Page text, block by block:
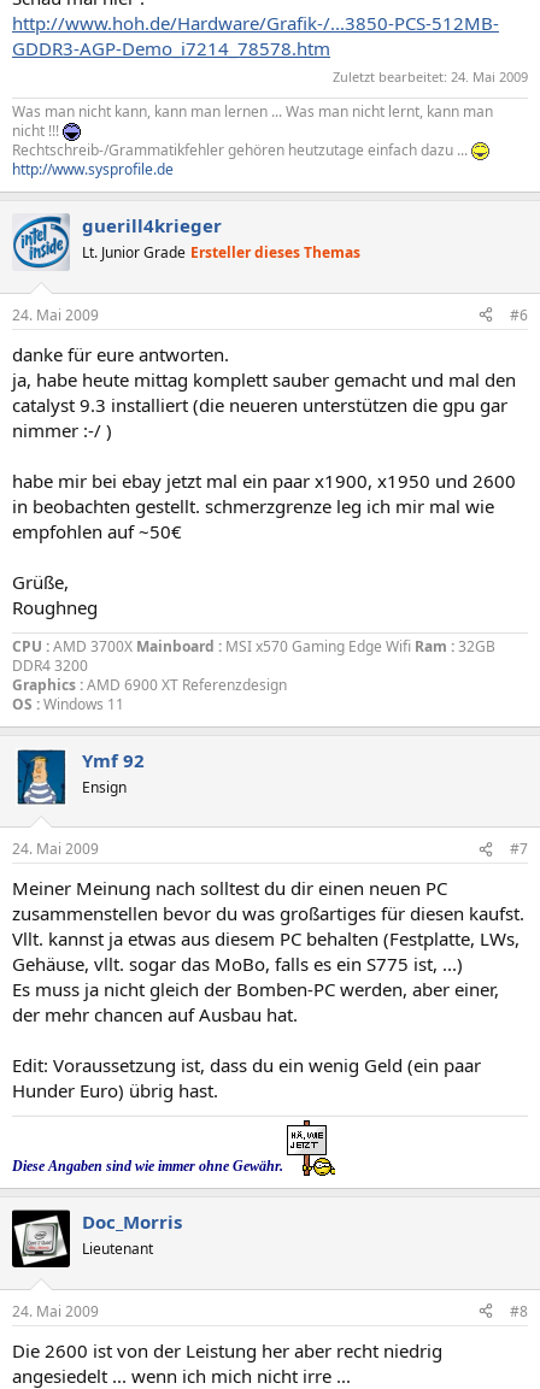
http://www.hoh.de/Hardware/Grafik-/...3850-PCS-512MB-
GDDR3-AGP-Demo_i7214_78578.htm
Zuletzt bearbeitet: 24. Mai 2009
Was man nicht kann, kann man lernen ... Was man nicht lernt, kann man
nicht !!!
Rechtschreib-/Grammatikfehler gehören heutzutage einfach dazu ...
http://www.sysprofile.de
guerill4krieger
Lt. Junior Grade Ersteller dieses Themas
24. Mai 2009 #6
danke für eure antworten.
ja, habe heute mittag komplett sauber gemacht und mal den
catalyst 9.3 installiert (die neueren unterstützen die gpu gar
nimmer :-/ )
habe mir bei ebay jetzt mal ein paar x1900, x1950 und 2600
in beobachten gestellt. schmerzgrenze leg ich mir mal wie
empfohlen auf ~50€
Grüße,
Roughneg
CPU :AMD 3700X Mainboard : MSI x570 Gaming Edge Wifi Ram :32GB
DDR4 3200
Graphics :AMD 6900 XT Referenzdesign
OS :Windows 11
Ymf 92
Ensign
24. Mai 2009 #7
Meiner Meinung nach solltest du dir einen neuen PC
zusammenstellen bevor du was großartiges für diesen kaufst.
Vllt. kannst ja etwas aus diesem PC behalten (Festplatte, LWs,
Gehäuse, vllt. sogar das MoBo, falls es ein S775 ist, ...)
Es muss ja nicht gleich der Bomben-PC werden, aber einer,
der mehr chancen auf Ausbau hat.
Edit: Voraussetzung ist, dass du ein wenig Geld (ein paar
Hunder Euro) übrig hast.
Diese Angaben sind wie immer ohne Gewähr.
Doc_Morris
Lieutenant
24. Mai 2009 #8
Die 2600 ist von der Leistung her aber recht niedrig
angesiedelt ... wenn ich mich nicht irre ...